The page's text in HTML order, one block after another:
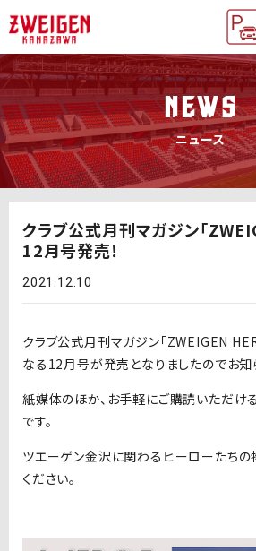
NEWS
ニュース
クラブ公式月刊マガジン「
12月号発売！
2021.12.10
クラブ公式月刊マガジン「ZWEIGEN
なる12月号が発売となりましたのでお知
紙媒体のほか、お手軽にご購読いただけ
です。
ツエーゲン金沢に関わるヒーローたちの
ください。